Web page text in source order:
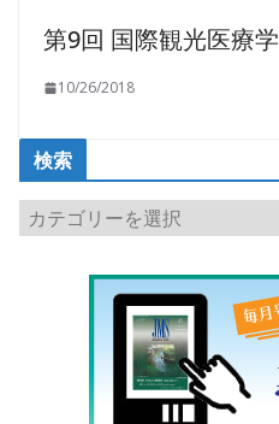
第9回 国際観光医療
10/26/2018
検索
検